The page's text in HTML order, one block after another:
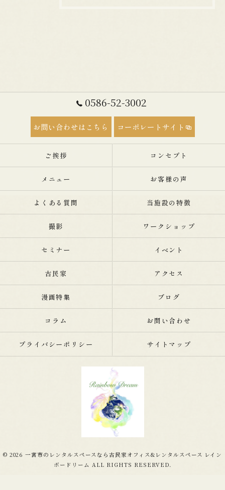
0586-52-3002
お問い合わせはこちら コーポレートサイト
ご挨拶 コンセプト
メニュー お客様の声
よくある質問 当施設の特徴
撮影 ワークショップ
セミナー イベント
古民家 アクセス
漫画特集 ブログ
コラム お問い合わせ
プライバシーポリシー サイトマップ
© 2026 一宮市のレンタルスペースなら古民家オフィス&レンタルスペース レイン
ボードリーム ALL RIGHTS RESERVED.